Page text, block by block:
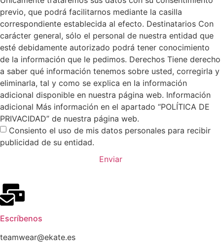
previo, que podrá facilitarnos mediante la casilla
correspondiente establecida al efecto. Destinatarios Con
carácter general, sólo el personal de nuestra entidad que
esté debidamente autorizado podrá tener conocimiento
de la información que le pedimos. Derechos Tiene derecho
a saber qué información tenemos sobre usted, corregirla y
eliminarla, tal y como se explica en la información
adicional disponible en nuestra página web. Información
adicional Más información en el apartado “POLÍTICA DE
PRIVACIDAD” de nuestra página web.
Consiento el uso de mis datos personales para recibir
publicidad de su entidad.
Enviar
Escríbenos
teamwear@ekate.es